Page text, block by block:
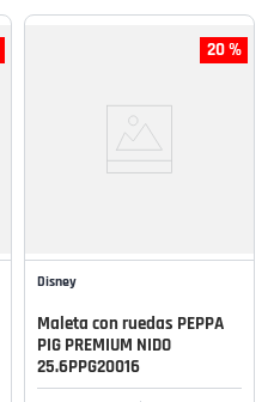
20 %
Disney
Maleta con ruedas PEPPA
PIG PREMIUM NIDO
25.6PPG20016